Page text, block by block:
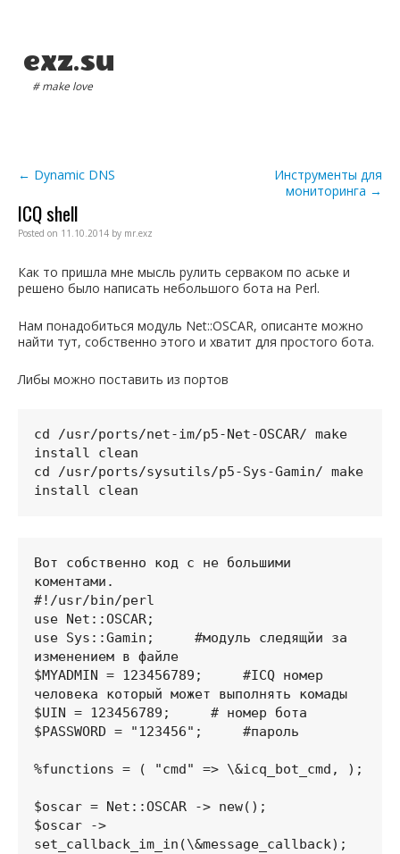
exz.su
# make love
Main menu
Post navigation
← Dynamic DNS
Инструменты для
мониторинга →
ICQ shell
Posted on 11.10.2014 by mr.exz
Как то пришла мне мысль рулить серваком по аське и
решено было написать небольшого бота на Perl.
Нам понадобиться модуль Net::OSCAR, описанте можно
найти тут, собственно этого и хватит для простого бота.
Либы можно поставить из портов
cd /usr/ports/net-im/p5-Net-OSCAR/ make
install clean
cd /usr/ports/sysutils/p5-Sys-Gamin/ make
install clean
Вот собственно код с не большими
коментами.
#!/usr/bin/perl
use Net::OSCAR;
use Sys::Gamin;     #модуль следящйи за
изменением в файле
$MYADMIN = 123456789;     #ICQ номер
человека который может выполнять комады
$UIN = 123456789;     # номер бота
$PASSWORD = "123456";     #пароль
%functions = ( "cmd" => \&icq_bot_cmd, );
$oscar = Net::OSCAR -> new();
$oscar ->
set_callback_im_in(\&message_callback);